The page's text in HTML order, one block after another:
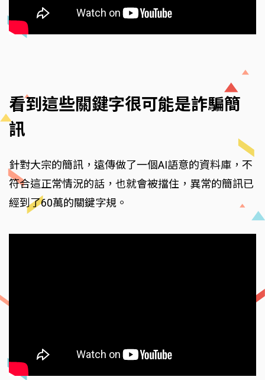
看到這些關鍵字很可能是詐騙簡
訊
針對大宗的簡訊，遠傳做了一個AI語意的資料庫，不
符合這正常情況的話，也就會被擋住，異常的簡訊已
經到了60萬的關鍵字規。